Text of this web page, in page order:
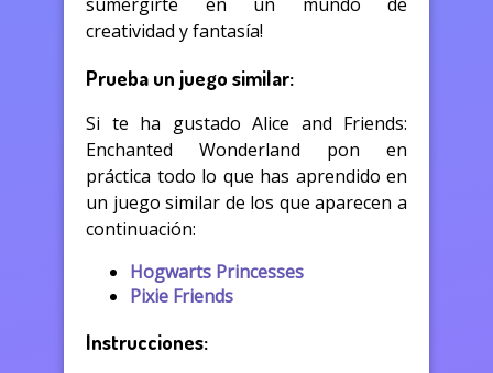
creatividad y fantasía!
Prueba un juego similar:
Si te ha gustado Alice and Friends:
Enchanted Wonderland pon en
práctica todo lo que has aprendido en
un juego similar de los que aparecen a
continuación:
Hogwarts Princesses
Pixie Friends
Instrucciones: